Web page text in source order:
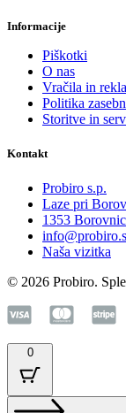
Informacije
Piškotki
O nas
Vračila in
Politika
Storitve in
Kontakt
Probiro s.p.
Laze pri
1353
Naša vizitka
© 2026 Probiro.
0